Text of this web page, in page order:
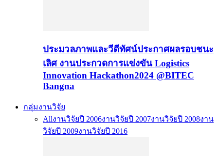
ประมวลภาพและวีดีทัศน์ประกาศผลรอบชนะ
เลิศ งานประกวดการแข่งขัน Logistics
Innovation Hackathon2024 @BITEC
Bangna
กลุ่มงานวิจัย
Allงานวิจัยปี 2006งานวิจัยปี 2007งานวิจัยปี 2008งาน
วิจัยปี 2009งานวิจัยปี 2016